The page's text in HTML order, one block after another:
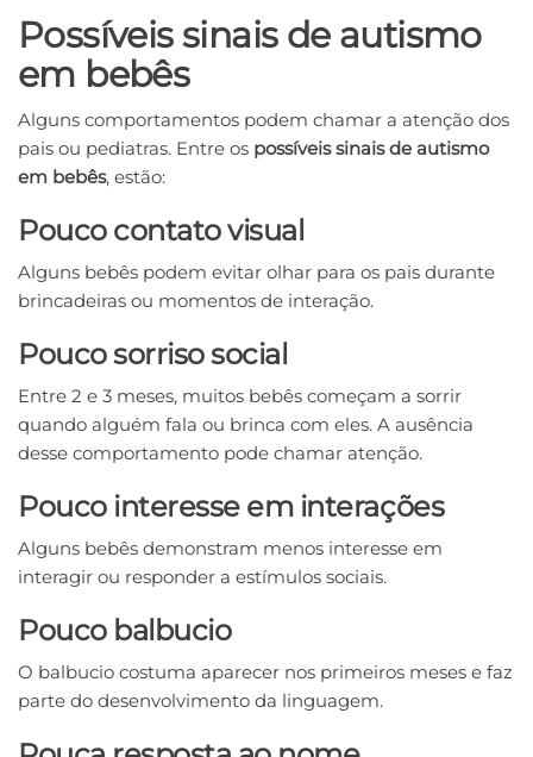
Possíveis sinais de autismo
em bebês
Alguns comportamentos podem chamar a atenção dos
pais ou pediatras. Entre os possíveis sinais de autismo
em bebês, estão:
Pouco contato visual
Alguns bebês podem evitar olhar para os pais durante
brincadeiras ou momentos de interação.
Pouco sorriso social
Entre 2 e 3 meses, muitos bebês começam a sorrir
quando alguém fala ou brinca com eles. A ausência
desse comportamento pode chamar atenção.
Pouco interesse em interações
Alguns bebês demonstram menos interesse em
interagir ou responder a estímulos sociais.
Pouco balbucio
O balbucio costuma aparecer nos primeiros meses e faz
parte do desenvolvimento da linguagem.